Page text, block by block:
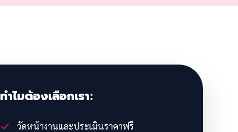
ทำไมต้องเลือกเรา:
วัดหน้างานและประเมินราคาฟรี